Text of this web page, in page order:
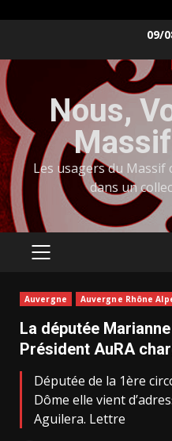
content
09/
Nous,
Massif
Les usagers du
dans un
PRIMARY
Auvergne Auvergne Rhône
La députée
Président AuRA
Députée de la 1ère
Dôme elle vient
Aguilera. Lettre